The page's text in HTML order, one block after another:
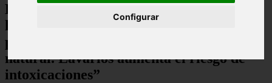
Configurar
Luis Zamora, experto en nutrición: “Los
huevos no se deben lavar. Su cáscara es
porosa y está protegida por una capa
natural. Lavarlos aumenta el riesgo de
intoxicaciones”